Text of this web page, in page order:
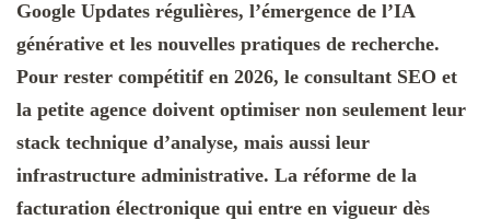
Google Updates régulières, l’émergence de l’IA
générative et les nouvelles pratiques de recherche.
Pour rester compétitif en 2026, le consultant SEO et
la petite agence doivent optimiser non seulement leur
stack technique d’analyse, mais aussi leur
infrastructure administrative. La réforme de la
facturation électronique qui entre en vigueur dès